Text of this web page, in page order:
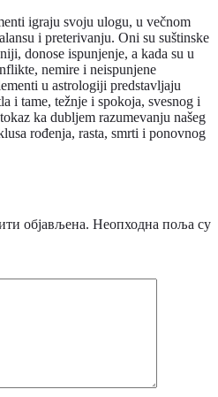
igraju svoju ulogu, u večnom
i preterivanju. Oni su suštinske
donose ispunjenje, a kada su u
nemire i neispunjene
u astrologiji predstavljaju
i tame, težnje i spokoja, svesnog i
ka dubljem razumevanju našeg
rođenja, rasta, smrti i ponovnog
објављена. Неопходна поља су